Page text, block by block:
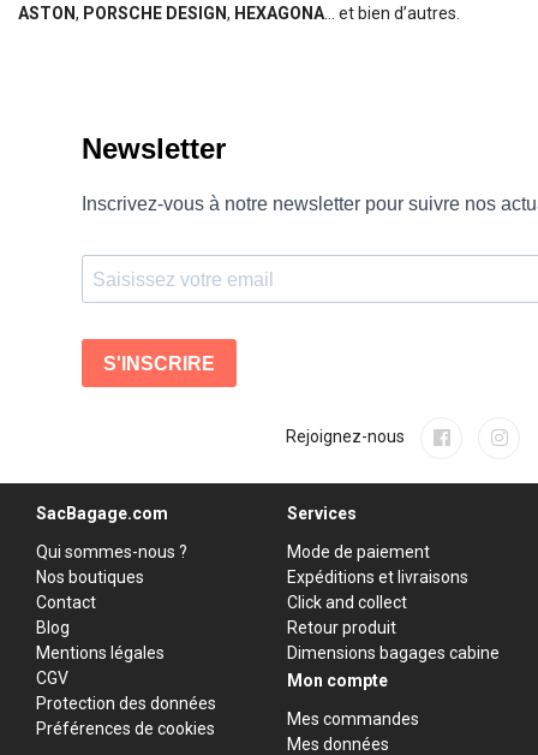
ASTON, PORSCHE DESIGN, HEXAGONA … et bien d’autres.
Rejoignez-nous
SacBagage.com
Qui sommes-nous ?
Nos boutiques
Contact
Blog
Mentions légales
CGV
Protection des données
Préférences de cookies
Services
Mode de paiement
Expéditions et livraisons
Click and collect
Retour produit
Dimensions bagages cabine
Mon compte
Mes commandes
Mes données